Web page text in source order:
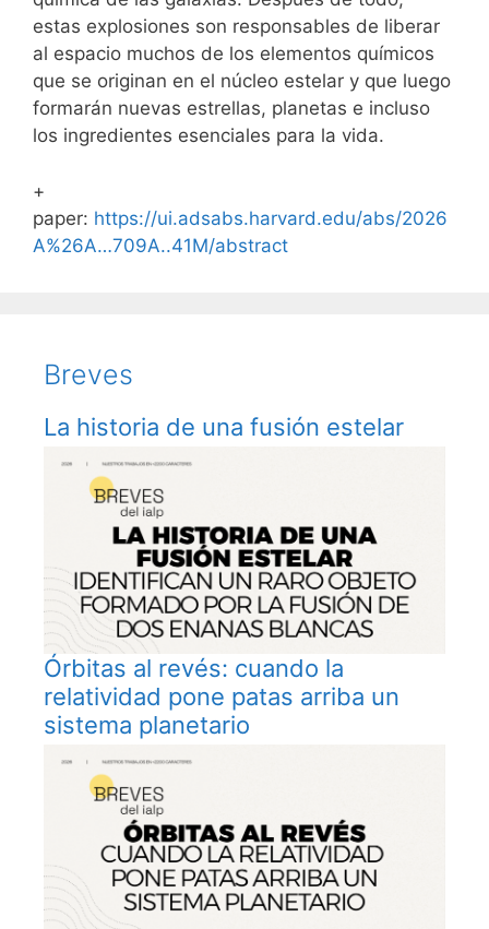
estas explosiones son responsables de liberar
al espacio muchos de los elementos químicos
que se originan en el núcleo estelar y que luego
formarán nuevas estrellas, planetas e incluso
los ingredientes esenciales para la vida.
+
paper: https://ui.adsabs.harvard.edu/abs/2026
A%26A…709A..41M/abstract
Breves
La historia de una fusión estelar
Órbitas al revés: cuando la
relatividad pone patas arriba un
sistema planetario